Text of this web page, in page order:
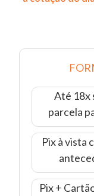
Até 18x
parcela
Pix à vista
Pix +